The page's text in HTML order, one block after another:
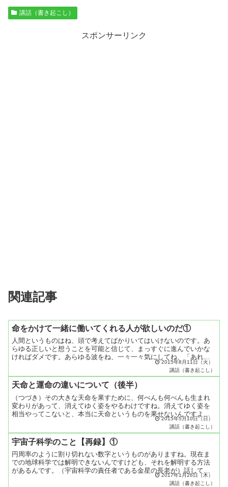
講話（書き起こし）
スポンサーリンク
関連記事
命をかけて一緒に働いてくれる人が欲しいのだ①
人間というものはね、頭で考えてばかりいてはいけないのです。あ
らゆる正しいと想うことを可能と信じて、まっすぐに進んでいかな
ければダメです。あらゆる波をね、一々一々気にしてね、「あれは
こうだからだめじゃないだろうか」、「それはこうだからダメじ
2015年8月11日（火）
講話（書き起こし）
天命と運命の違いについて（後半）
（つづき）その大きな天命を果すために、何べんも何べんも生まれ
変わりがあって、消えてゆく姿をやるわけですね。消えてゆく姿を
相当やってこないと、本当に天命というものを果せないんですよ。
だから、肉体の５０年８０年というものだけでね、天命を果すと
2015年5月10日（日）
講話（書き起こし）
宇宙子科学のこと【再録】①
円周率のように割り切れない数字というものがありますね。現在ま
での地球科学では解明できないんですけども、それを解明する方法
があるんです。（宇宙科学の責任者である金星の長老が）話しても
いいって言うから話しますけれど、それは角度です。数と角度に
2017年1月26日（木）
講話（書き起こし）